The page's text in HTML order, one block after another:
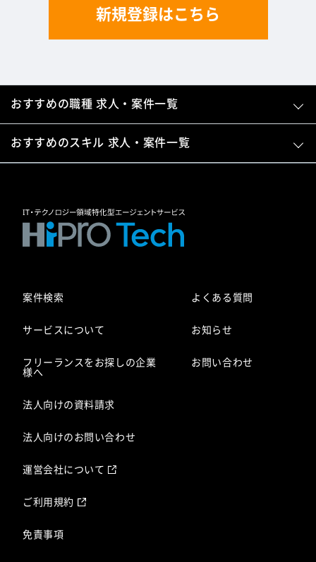
新規登録はこちら
おすすめの職種 求人・案件一覧
おすすめのスキル 求人・案件一覧
案件検索
サービスについて
フリーランスをお探しの企業
様へ
法人向けの資料請求
法人向けのお問い合わせ
よくある質問
お知らせ
お問い合わせ
運営会社について
ご利用規約
免責事項